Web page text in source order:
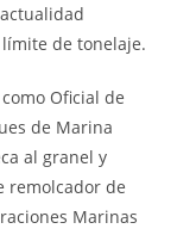
de tonelaje.
Oficial de
de Marina
al granel y
remolcador de
Marinas